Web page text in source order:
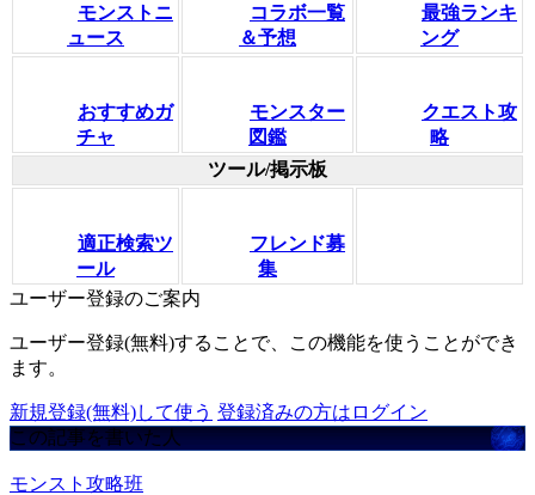
モンストニ
ュース
コラボ一覧
＆予想
最強ランキ
ング
おすすめガ
チャ
モンスター
図鑑
クエスト攻
略
ツール/掲示板
適正検索ツ
ール
フレンド募
集
ユーザー登録のご案内
ユーザー登録(無料)することで、この機能を使うことができ
ます。
新規登録(無料)して使う 登録済みの方はログイン
この記事を書いた人
モンスト攻略班